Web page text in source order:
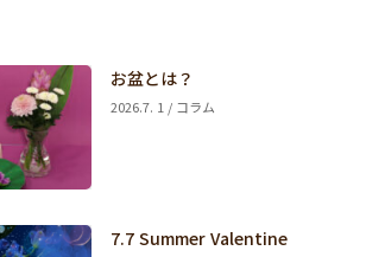
お盆とは？
2026.7. 1 / コラム
7.7 Summer Valentine